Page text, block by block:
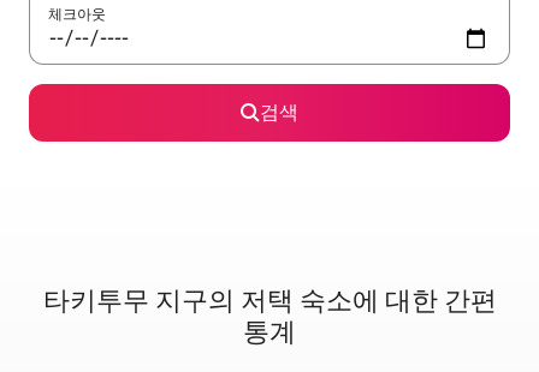
체크아웃
검색
타키투무 지구의 저택 숙소에 대한 간편
통계